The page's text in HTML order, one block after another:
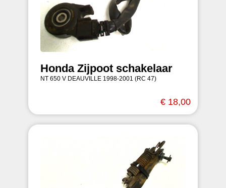
Honda Zijpoot schakelaar
NT 650 V DEAUVILLE 1998-2001 (RC 47)
€ 18,00